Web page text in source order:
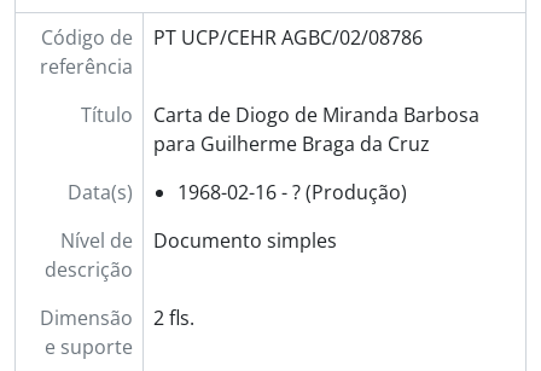
[Documento simples] 08795 - Cartão de José Alberto [?] para o primo Guilherme Braga da Cruz, 1968-02-23 - ?
[Documento simples] 08796 - Cartão de António Antunes Pires da Fonseca para Guilherme Braga da Cruz, 1968-02-24 - ?
[Documento simples] 08797 - Cartão do padre Lúcio Craveiro da Silva para Guilherme Braga da Cruz, 1968-02-24 - ?
[Documento simples] 08798 - Ofício da Faculté de Droit et des Sciences Économiques para Guilherme Braga da Cruz, 1968-02-26 - ?
[Documento simples] 08799 - Carta de António José de Mesquita Quintela para Guilherme Braga da Cruz, 1968-02-26 - ?
[Documento simples] 08800 - Carta de Abílio Madeira Bordalo para Guilherme Braga da Cruz, 1968-02-26 - ?
[Documento simples] 08801 - Carta de João de Castro Mendes para Guilherme Braga da Cruz, 1968-02-28 - ?
[Documento simples] 08803 - Cartão de José Alberto [?] para o primo Guilherme Braga da Cruz, 1968-02-28 - ?
[Documento simples] 08804 - Carta de Aurora Almeida e Silva e Abílio Neto para Guilherme Braga da Cruz, 1968-02-29 - ?
[Documento simples] 08805 - Carta de Armando Fernando Soares de Almeida para Guilherme Braga da Cruz, 1968-02-29 - ?
[Documento simples] 08806 - Carta de António Sena Amaral para Guilherme Braga da Cruz, 1968-02-29 - ?
[Documento simples] 08807 - Carta de José de Sousa Bettencourt para Guilherme Braga da Cruz, 1968-03-01 - ?
Código de
referência
PT UCP/CEHR AGBC/02/08786
Título
Carta de Diogo de Miranda Barbosa
para Guilherme Braga da Cruz
Data(s)
1968-02-16 - ? (Produção)
Nível de
descrição
Documento simples
Dimensão
e suporte
2 fls.